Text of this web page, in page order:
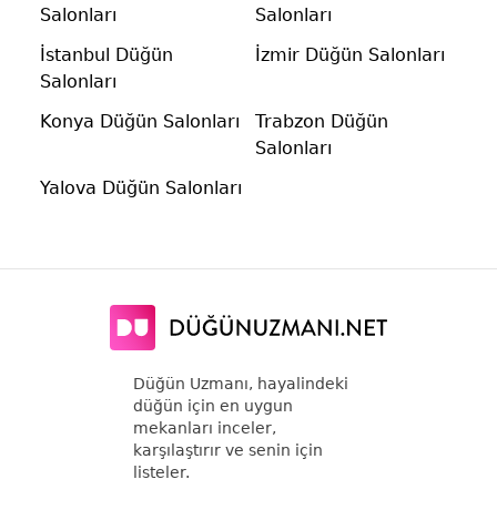
Salonları
Salonları
İstanbul Düğün
Salonları
İzmir Düğün Salonları
Konya Düğün Salonları
Trabzon Düğün
Salonları
Yalova Düğün Salonları
Düğün Uzmanı, hayalindeki
düğün için en uygun
mekanları inceler,
karşılaştırır ve senin için
listeler.